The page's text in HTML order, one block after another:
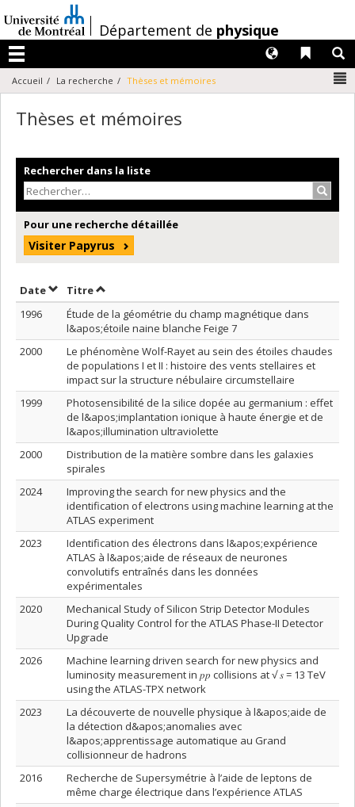
au
contenu
/Département de physique
Menu
Liens
Langues
Accueil La recherche Thèses et mémoires
Thèses et mémoires
Rechercher dans la liste
Pour une recherche détaillée
Visiter Papyrus
DateTrier par date en ordre croissant
TitreTrier par titre en ordre croissant
1996
Étude de la géométrie du champ magnétique dans
l&apos;étoile naine blanche Feige 7
2000
Le phénomène Wolf-Rayet au sein des étoiles chaudes
de populations I et II : histoire des vents stellaires et
impact sur la structure nébulaire circumstellaire
1999
Photosensibilité de la silice dopée au germanium : effet
de l&apos;implantation ionique à haute énergie et de
l&apos;illumination ultraviolette
2000
Distribution de la matière sombre dans les galaxies
spirales
2024
Improving the search for new physics and the
identification of electrons using machine learning at the
ATLAS experiment
2023
Identification des électrons dans l&apos;expérience
ATLAS à l&apos;aide de réseaux de neurones
convolutifs entraînés dans les données
expérimentales
2020
Mechanical Study of Silicon Strip Detector Modules
During Quality Control for the ATLAS Phase-II Detector
Upgrade
2026
Machine learning driven search for new physics and
luminosity measurement in 𝑝𝑝 collisions at √ 𝑠 = 13 TeV
using the ATLAS-TPX network
2023
La découverte de nouvelle physique à l&apos;aide de
la détection d&apos;anomalies avec
l&apos;apprentissage automatique au Grand
collisionneur de hadrons
2016
Recherche de Supersymétrie à l’aide de leptons de
même charge électrique dans l’expérience ATLAS